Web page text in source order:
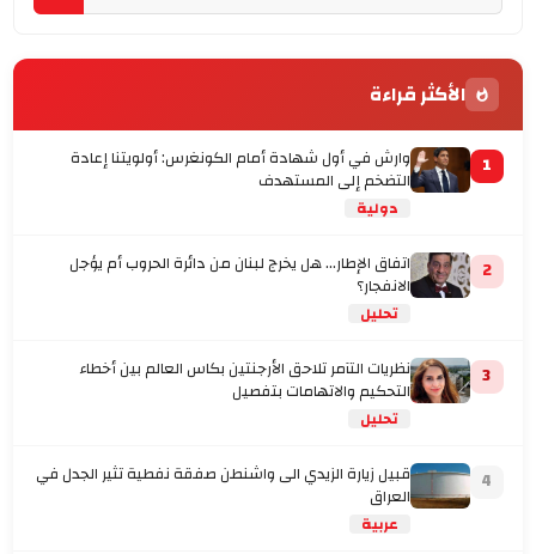
الأكثر قراءة
1 وارش في أول شهادة أمام الكونغرس: أولويتنا إعادة
التضخم إلى المستهدف
دولية
2 اتفاق الإطار... هل يخرج لبنان من دائرة الحروب أم يؤجل
الانفجار؟
تحليل
3 نظريات التآمر تلاحق الأرجنتين بكاس العالم بين أخطاء
التحكيم والاتهامات بتفصيل
تحليل
4 قبيل زيارة الزيدي الى واشنطن صفقة نفطية تثير الجدل في
العراق
عربية